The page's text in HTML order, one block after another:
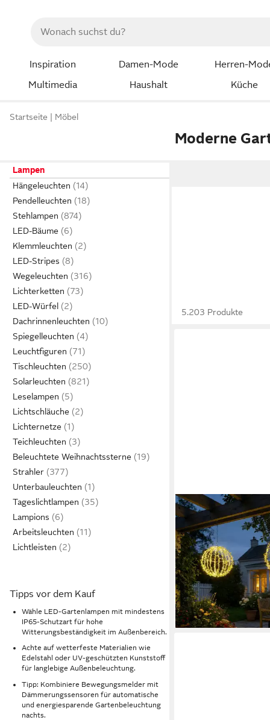
Inspiration Damen-Mode Herren-
Multimedia
Haushalt Küche
Startseite Möbel
Moderne
Lampen
Hängeleuchten
Pendelleuchten
Stehlampen
LED-Bäume
Klemmleuchten
LED-Stripes
Wegeleuchten
Lichterketten
LED-Würfel
Dachrinnenleuchten
Spiegelleuchten
Leuchtfiguren
Tischleuchten
Solarleuchten
Leselampen
Lichtschläuche
Lichternetze
Teichleuchten
Beleuchtete Weihnachtssterne
Strahler
Unterbauleuchten
Tageslichtlampen
Lampions
Arbeitsleuchten
Lichtleisten
Tipps vor dem Kauf
Wähle LED-Gartenlampen mit mindestens
IP65-Schutzart für hohe
Witterungsbeständigkeit im Außenbereich.
Achte auf wetterfeste Materialien wie
Edelstahl oder UV-geschützten Kunststoff
für langlebige Außenbeleuchtung.
Tipp: Kombiniere Bewegungsmelder mit
Dämmerungssensoren für automatische
und energiesparende Gartenbeleuchtung
nachts.
5.203 Produkte
SHOP'N SMILE IDEOON
Hängeleuchte Solar
Gartenkugel Ø40cm
144 LEDs 2
Warmweiß, 2 Modi,
Dämmerungssensor
Dekoleuchte
ab 53,99 € UVP 119,90
-55%
lieferbar - in 2-3